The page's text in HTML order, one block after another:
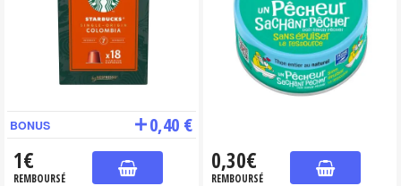
BONUS 0,40 €
1€
REMBOURSÉ
0,30€
REMBOURSÉ